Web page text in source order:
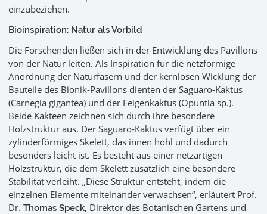
einzubeziehen.
Bioinspiration: Natur als Vorbild
Die Forschenden ließen sich in der Entwicklung des Pavillons
von der Natur leiten. Als Inspiration für die netzförmige
Anordnung der Naturfasern und der kernlosen Wicklung der
Bauteile des Bionik-Pavillons dienten der Saguaro-Kaktus
(Carnegia gigantea) und der Feigenkaktus (Opuntia sp.).
Beide Kakteen zeichnen sich durch ihre besondere
Holzstruktur aus. Der Saguaro-Kaktus verfügt über ein
zylinderförmiges Skelett, das innen hohl und dadurch
besonders leicht ist. Es besteht aus einer netzartigen
Holzstruktur, die dem Skelett zusätzlich eine besondere
Stabilität verleiht. „Diese Struktur entsteht, indem die
einzelnen Elemente miteinander verwachsen“, erläutert Prof.
Dr. Thomas Speck, Direktor des Botanischen Gartens und